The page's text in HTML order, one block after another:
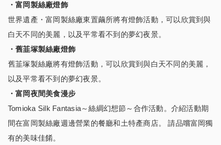
・富岡製絲廠燈飾
世界遺產・富岡製絲廠東置繭所將有燈飾活動，可以欣賞到與
白天不同的美麗，以及平常看不到的夢幻夜景。
・舊韮塚製絲廠燈飾
舊韮塚製絲廠將有燈飾活動，可以欣賞到與白天不同的美麗，
以及平常看不到的夢幻夜景。
・富岡夜間美食漫步
Tomioka Silk Fantasia～絲綢幻想節～合作活動。介紹活動期
間在富岡製絲廠週邊營業的餐廳和土特產商店。 請品嚐富岡獨
有的美味佳餚。